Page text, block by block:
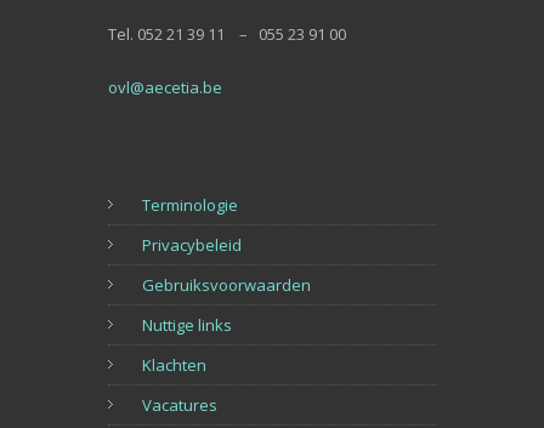
Tel. 052 21 39 11 – 055 23 91 00
ovl@aecetia.be
Terminologie
Privacybeleid
Gebruiksvoorwaarden
Nuttige links
Klachten
Vacatures